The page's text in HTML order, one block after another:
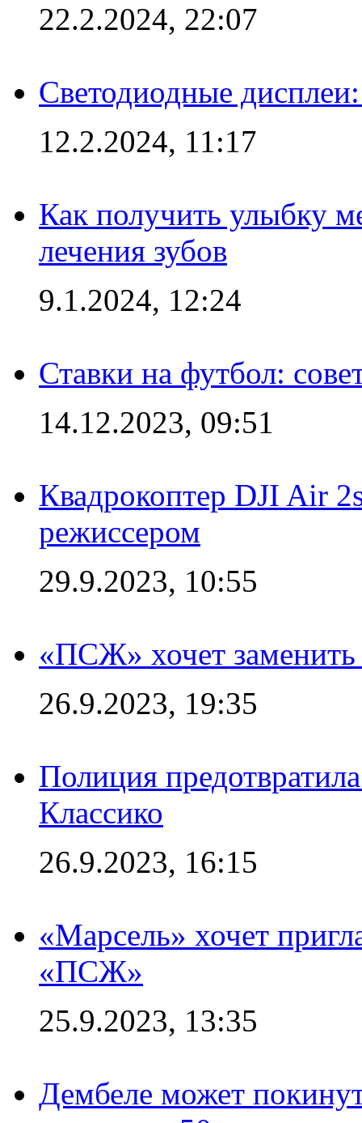
22.2.2024, 22:07
Светодиодные
12.2.2024, 11:17
Как получить улыбку
лечения зубов
9.1.2024, 12:24
Ставки на футбол:
14.12.2023, 09:51
Квадрокоптер DJI Air
режиссером
29.9.2023, 10:55
«ПСЖ» хочет
26.9.2023, 19:35
Полиция
Классико
26.9.2023, 16:15
«Марсель» хочет
«ПСЖ»
25.9.2023, 13:35
Дембеле может